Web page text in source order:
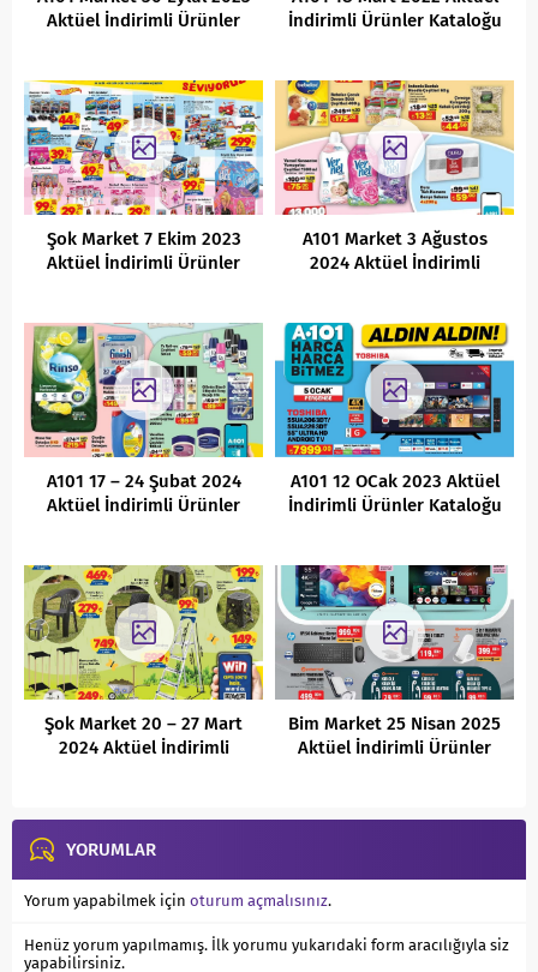
Aktüel İndirimli Ürünler
İndirimli Ürünler Kataloğu
Şok Market 7 Ekim 2023
Aktüel İndirimli Ürünler
A101 Market 3 Ağustos
2024 Aktüel İndirimli
A101 17 – 24 Şubat 2024
Aktüel İndirimli Ürünler
A101 12 OCak 2023 Aktüel
İndirimli Ürünler Kataloğu
Şok Market 20 – 27 Mart
2024 Aktüel İndirimli
Bim Market 25 Nisan 2025
Aktüel İndirimli Ürünler
YORUMLAR
Yorum yapabilmek için oturum açmalısınız.
Henüz yorum yapılmamış. İlk yorumu yukarıdaki form aracılığıyla siz
yapabilirsiniz.